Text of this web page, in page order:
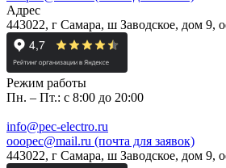
Адрес
443022, г Самара, ш Заводское, дом 9,
Режим работы
Пн. – Пт.: с 8:00 до 20:00
info@pec-electro.ru
ooopec@mail.ru (почта для заявок)
443022, г Самара, ш Заводское, дом 9,